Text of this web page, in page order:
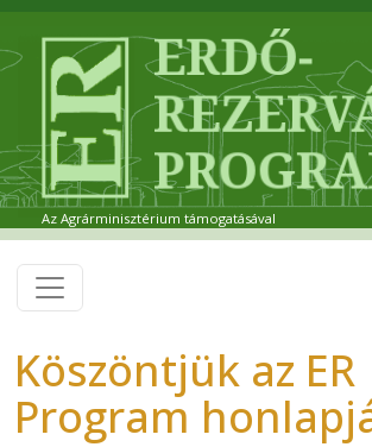
Az Agrárminisztérium támogatásával
Köszöntjük az ER
Program